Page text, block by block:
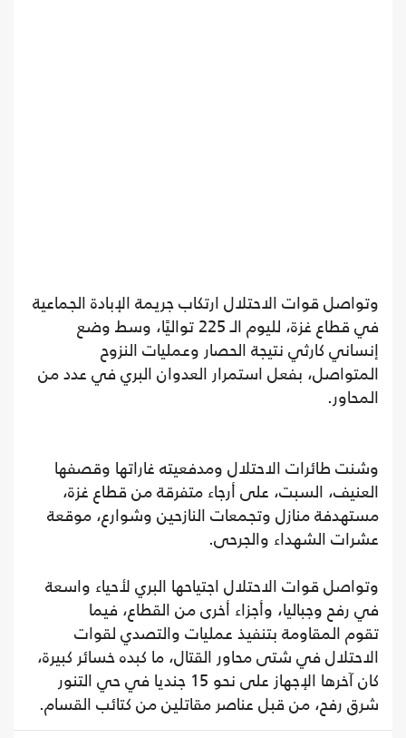
وتواصل قوات الاحتلال ارتكاب جريمة الإبادة الجماعية
في قطاع غزة، لليوم الـ 225 تواليًا، وسط وضع
إنساني كارثي نتيجة الحصار وعمليات النزوح
المتواصل، بفعل استمرار العدوان البري في عدد من
المحاور.
وشنت طائرات الاحتلال ومدفعيته غاراتها وقصفها
العنيف، السبت، على أرجاء متفرقة من قطاع غزة،
مستهدفة منازل وتجمعات النازحين وشوارع، موقعة
عشرات الشهداء والجرحى.
وتواصل قوات الاحتلال اجتياحها البري لأحياء واسعة
في رفح وجباليا، وأجزاء أخرى من القطاع، فيما
تقوم المقاومة بتنفيذ عمليات والتصدي لقوات
الاحتلال في شتى محاور القتال، ما كبده خسائر كبيرة،
كان آخرها الإجهاز على نحو 15 جنديا في حي التنور
شرق رفح، من قبل عناصر مقاتلين من كتائب القسام.